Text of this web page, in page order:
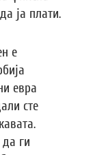
ја плати.
е
евра
сте
ги